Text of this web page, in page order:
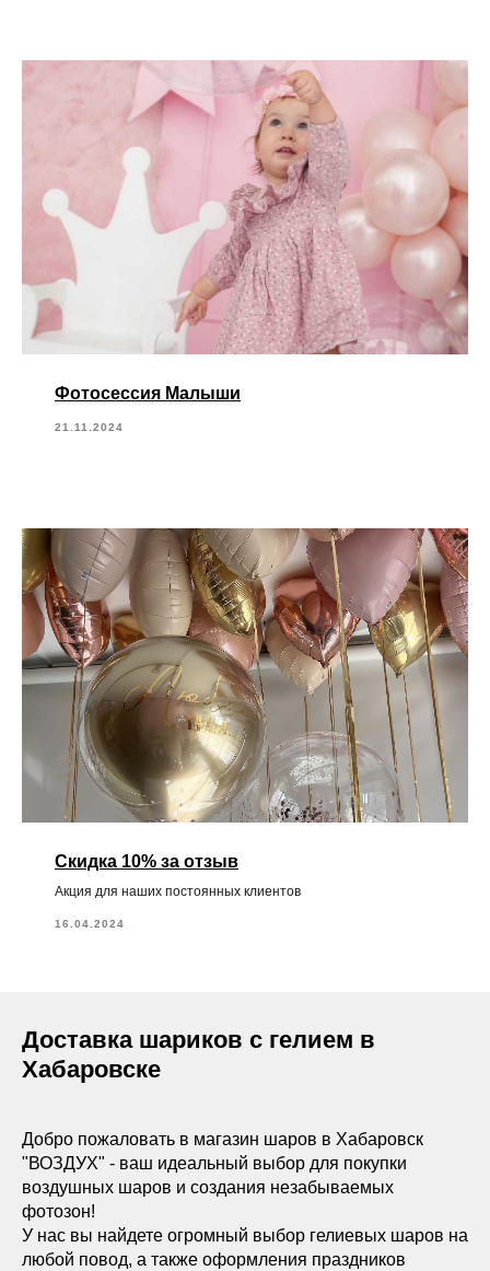
Фотосессия Малыши
21.11.2024
Скидка 10% за отзыв
Акция для наших постоянных клиентов
16.04.2024
Доставка шариков с гелием в
Хабаровске
Добро пожаловать в магазин шаров в Хабаровск
"ВОЗДУХ" - ваш идеальный выбор для покупки
воздушных шаров и создания незабываемых
фотозон!
У нас вы найдете огромный выбор гелиевых шаров на
любой повод, а также оформления праздников